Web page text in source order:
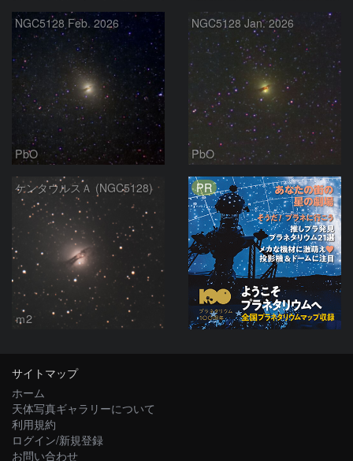
NGC5128 Feb. 2026
PbO
NGC5128 Jan. 2026
PbO
ケンタウルスＡ (NGC5128)
ｍ2
PR
サイトマップ
ホーム
天体写真ギャラリーについて
利用規約
ログイン/新規登録
お問い合わせ